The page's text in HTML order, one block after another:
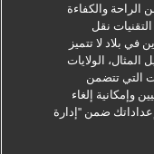
الراحة والكفاءة
نقل
بلاد لا تتميز
الولايات
التي تتضمن
وإمكانية إلغاء
ضمن "إدارة